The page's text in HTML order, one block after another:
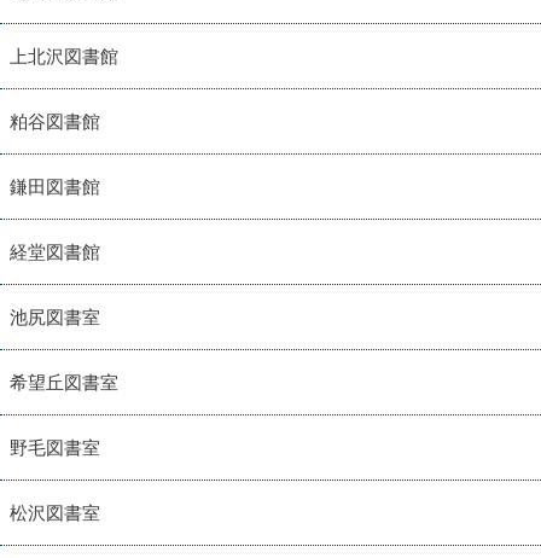
上北沢図書館
粕谷図書館
鎌田図書館
経堂図書館
池尻図書室
希望丘図書室
野毛図書室
松沢図書室